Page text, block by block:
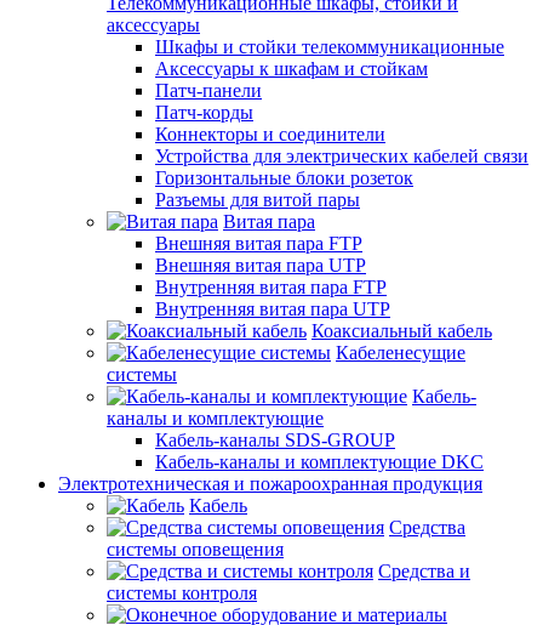
аксессуары
Шкафы и стойки телекоммуникационные
Аксессуары к шкафам и стойкам
Патч-панели
Патч-корды
Коннекторы и соединители
Устройства для электрических кабелей связи
Горизонтальные блоки розеток
Разъемы для витой пары
Витая пара
Внешняя витая пара FTP
Внешняя витая пара UTP
Внутренняя витая пара FTP
Внутренняя витая пара UTP
Коаксиальный кабель
Кабеленесущие
системы
Кабель-
каналы и комплектующие
Кабель-каналы SDS-GROUP
Кабель-каналы и комплектующие DKC
Электротехническая и пожароохранная продукция
Кабель
Средства
системы оповещения
Средства и
системы контроля